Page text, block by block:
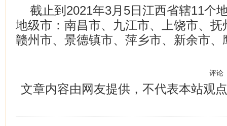
截止到2021年3月5日江西省辖11个
地级市：南昌市、九江市、上饶市、
赣州市、景德镇市、萍乡市、新余市、
评论
文章内容由网友提供，不代表本站观点